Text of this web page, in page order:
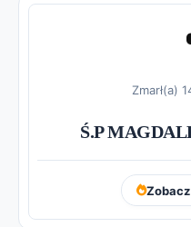
Zmarł(a)
Ś.P